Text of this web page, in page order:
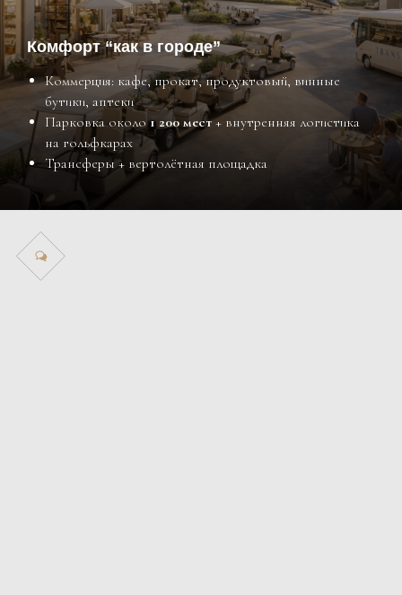
Комфорт “как в городе”
Коммерция: кафе, прокат, продуктовый, винные
бутики, аптеки
Парковка около1 200 мест+ внутренняя логистика
на гольфкарах
Трансферы + вертолётная площадка
интересующей локации с требуемыми
параметрами